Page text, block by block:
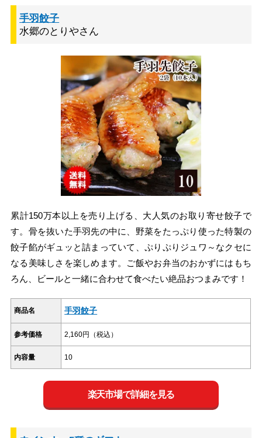
手羽餃子
水郷のとりやさん
累計150万本以上を売り上げる、大人気のお取り寄せ餃子で
す。骨を抜いた手羽先の中に、野菜をたっぷり使った特製の
餃子餡がギュッと詰まっていて、ぷりぷりジュワ～なクセに
なる美味しさを楽しめます。ご飯やお弁当のおかずにはもち
ろん、ビールと一緒に合わせて食べたい絶品おつまみです！
商品名 手羽餃子
参考価格 2,160円（税込）
内容量 10
楽天市場で詳細を見る